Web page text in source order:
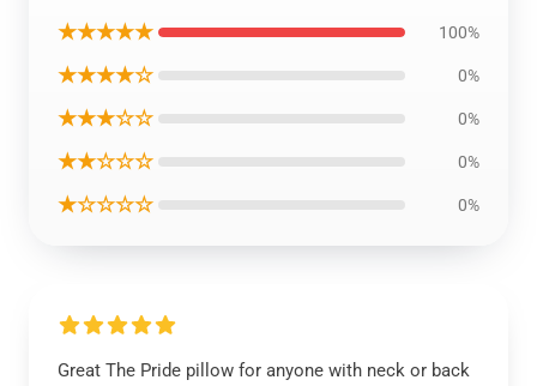
★★★★★ 100%
★★★★☆ 0%
★★★☆☆ 0%
★★☆☆☆ 0%
★☆☆☆☆ 0%
Great The Pride pillow for anyone with neck or back